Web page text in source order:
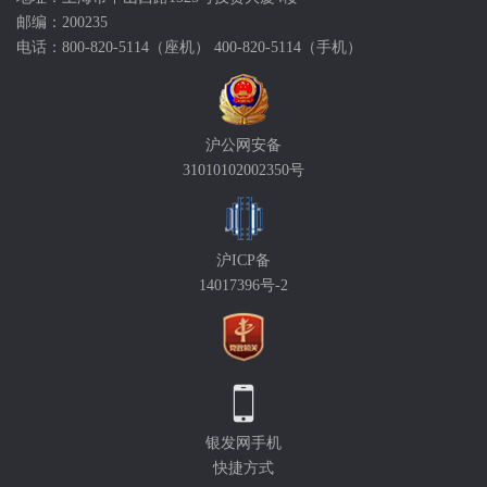
邮编：200235
电话：800-820-5114（座机） 400-820-5114（手机）
沪公网安备
31010102002350号
沪ICP备
14017396号-2
银发网手机
快捷方式